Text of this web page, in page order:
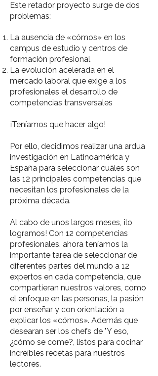
Este retador proyecto surge de dos
problemas:
La ausencia de «cómos» en los
campus de estudio y centros de
formación profesional
La evolución acelerada en el
mercado laboral que exige a los
profesionales el desarrollo de
competencias transversales
¡Teníamos que hacer algo!
Por ello, decidimos realizar una ardua
investigación en Latinoamérica y
España para seleccionar cuáles son
las 12 principales competencias que
necesitan los profesionales de la
próxima década.
Al cabo de unos largos meses, ¡lo
logramos! Con 12 competencias
profesionales, ahora teníamos la
importante tarea de seleccionar de
diferentes partes del mundo a 12
expertos en cada competencia, que
compartieran nuestros valores, como
el enfoque en las personas, la pasión
por enseñar y con orientación a
explicar los «cómos». Además que
desearan ser los chefs de "Y eso,
¿cómo se come?, listos para cocinar
increíbles recetas para nuestros
lectores.